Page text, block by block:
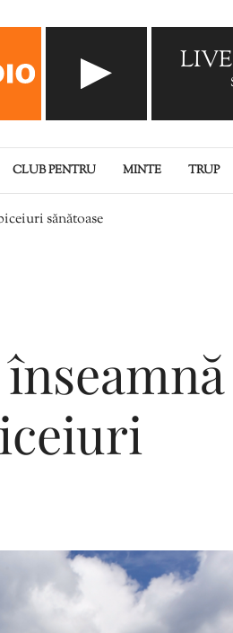
LIVE
CLUB PENTRU MINTE TRUP
sănătoase